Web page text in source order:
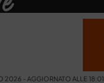
2026 - AGGIORNATO ALLE 18:01